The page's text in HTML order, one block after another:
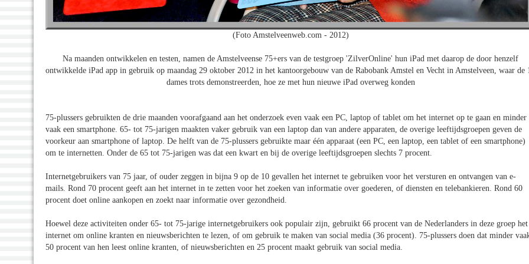
(Foto Amstelveenweb.com - 2012)
Na maanden ontwikkelen en testen, namen de Amstelveense 75+ers van de testgroep 'ZilverOnline' hun iPad met daarop de door henzelf
ontwikkelde iPad app in gebruik op maandag 29 oktober 2012 in het kantoorgebouw van de Rabobank Amstel en Vecht in Amstelveen, waar de
dames trots demonstreerden, hoe ze met hun nieuwe iPad overweg konden
75-plussers gebruikten de drie maanden voorafgaand aan het onderzoek even vaak een PC, laptop of tablet om het internet op te gaan en minder
vaak een smartphone. 65- tot 75-jarigen maakten vaker gebruik van een laptop dan van andere apparaten, de overige leeftijdsgroepen geven de
voorkeur aan smartphone of laptop. De helft van de 75-plussers gebruikte maar één apparaat (een PC, een laptop, een tablet of een smartphone)
om te internetten. Onder de 65 tot 75-jarigen was dat een kwart en bij de overige leeftijdsgroepen slechts 7 procent.
Internetgebruikers van 75 jaar, of ouder zeggen in bijna 9 op de 10 gevallen het internet te gebruiken voor het versturen en ontvangen van e-
mails. Rond 70 procent geeft aan het internet in te zetten voor het zoeken van informatie over goederen, of diensten en telebankieren. Rond 60
procent doet online aankopen en zoekt naar informatie over gezondheid.
Hoewel deze activiteiten onder 65- tot 75-jarige internetgebruikers ook populair zijn, gebruikt 66 procent van de Nederlanders in deze groep het
internet om online kranten en nieuwsberichten te lezen, of om gebruik te maken van social media (36 procent). 75-plussers doen dat minder
50 procent van hen leest online kranten, of nieuwsberichten en 25 procent maakt gebruik van social media.